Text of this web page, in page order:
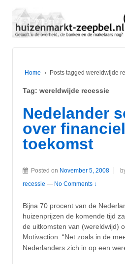
Home › Posts tagged wereldwijde
Tag: wereldwijde recessie
Nedelander
over
toekomst
Posted on November 5, 2008
recessie — No Comments ↓
Bijna 70 procent van de
huizenprijzen de komende tijd
de uitkomsten van (wereldwijd)
Motivaction. “Net zoals in de
Nederlanders zich in op een